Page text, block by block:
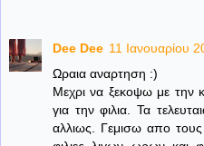
Dee Dee 11 Ιανουαρίου
Ωραια αναρτηση :)
Μεχρι να ξεκοψω με την
για την φιλια. Τα
αλλιως. Γεμισω απο